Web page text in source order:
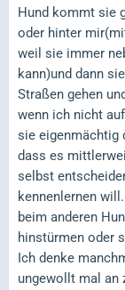
Hund kommt sie
oder hinter
weil sie immer
kann)und dann
Straßen gehen
wenn ich nicht
sie eigenmächtig
dass es
selbst
kennenlernen
beim anderen
hinstürmen oder
Ich denke
ungewollt mal an